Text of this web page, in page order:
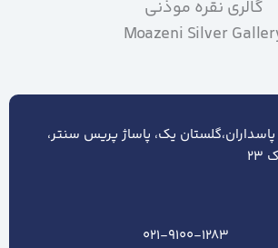
گالری نقره موذنی
Moazeni Silver
پاسداران،گلستان یک، پاساژ پریس سنتر،
021-9100-1283